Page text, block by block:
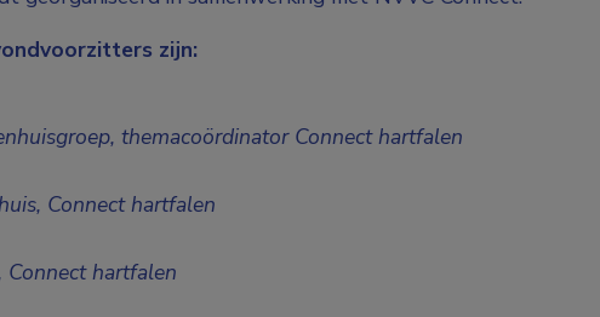
zijn:
themacoördinator Connect hartfalen
Connect hartfalen
hartfalen